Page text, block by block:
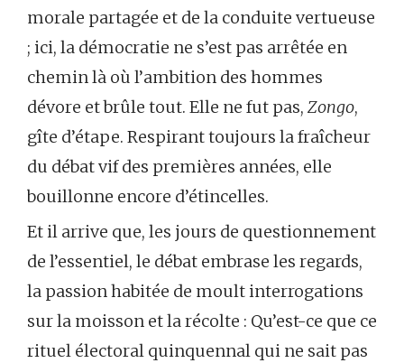
morale partagée et de la conduite vertueuse
; ici, la démocratie ne s’est pas arrêtée en
chemin là où l’ambition des hommes
dévore et brûle tout. Elle ne fut pas, Zongo,
gîte d’étape. Respirant toujours la fraîcheur
du débat vif des premières années, elle
bouillonne encore d’étincelles.
Et il arrive que, les jours de questionnement
de l’essentiel, le débat embrase les regards,
la passion habitée de moult interrogations
sur la moisson et la récolte : Qu’est-ce que ce
rituel électoral quinquennal qui ne sait pas